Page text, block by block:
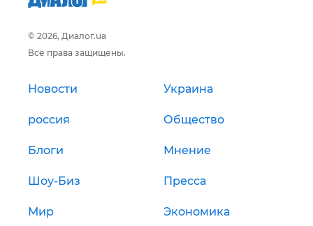
© 2026, Диалог.ua
Все права защищены.
Новости Украина
россия Общество
Блоги Мнение
Шоу-Биз Пресса
Мир Экономика